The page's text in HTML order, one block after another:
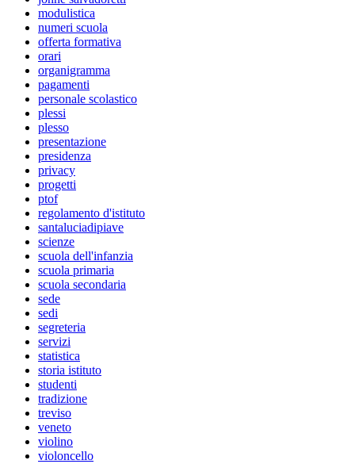
modulistica
numeri scuola
offerta formativa
orari
organigramma
pagamenti
personale scolastico
plessi
plesso
presentazione
presidenza
privacy
progetti
ptof
regolamento d'istituto
santaluciadipiave
scienze
scuola dell'infanzia
scuola primaria
scuola secondaria
sede
sedi
segreteria
servizi
statistica
storia istituto
studenti
tradizione
treviso
veneto
violino
violoncello